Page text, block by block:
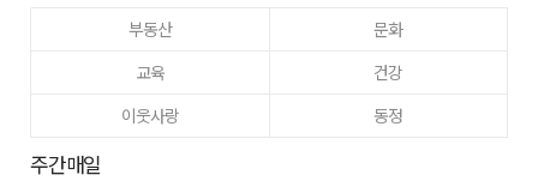
부동산
문화
교육
건강
이웃사랑
동정
주간매일